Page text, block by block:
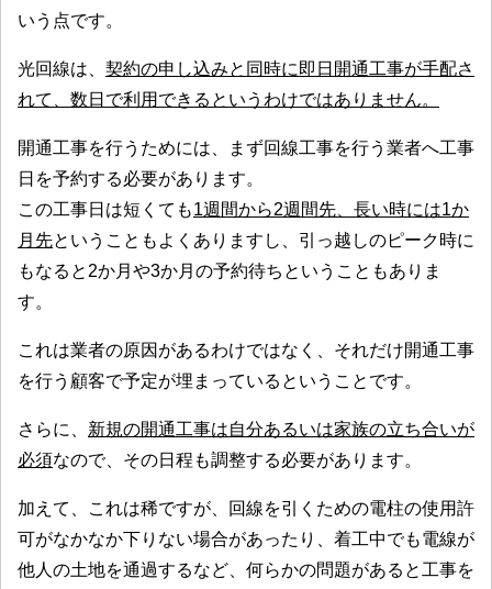
いう点です。
光回線は、 契約の申し込みと同時に即日開通工事が手配さ
れて、数日で利用できるというわけではありません。
開通工事を行うためには、まず回線工事を行う業者へ工事
日を予約する必要があります。
この工事日は短くても1週間から2週間先、長い時には1か
月先ということもよくありますし、引っ越しのピーク時に
もなると2か月や3か月の予約待ちということもありま
す。
これは業者の原因があるわけではなく、それだけ開通工事
を行う顧客で予定が埋まっているということです。
さらに、 新規の開通工事は自分あるいは家族の立ち合いが
必須なので、その日程も調整する必要があります。
加えて、これは稀ですが、回線を引くための電柱の使用許
可がなかなか下りない場合があったり、着工中でも電線が
他人の土地を通過するなど、何らかの問題があると工事を